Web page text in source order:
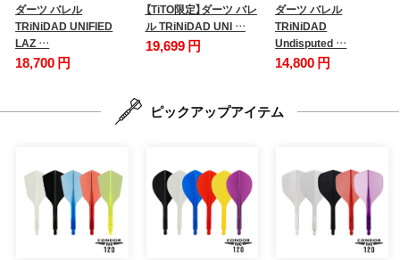
ダーツ バレル
TRiNiDAD UNIFIED
LAZ …
18,700 円
【TiTO限定】ダーツ バレ
ル TRiNiDAD UNI …
19,699 円
ダーツ バレル
TRiNiDAD
Undisputed …
14,800 円
ピックアップアイテム